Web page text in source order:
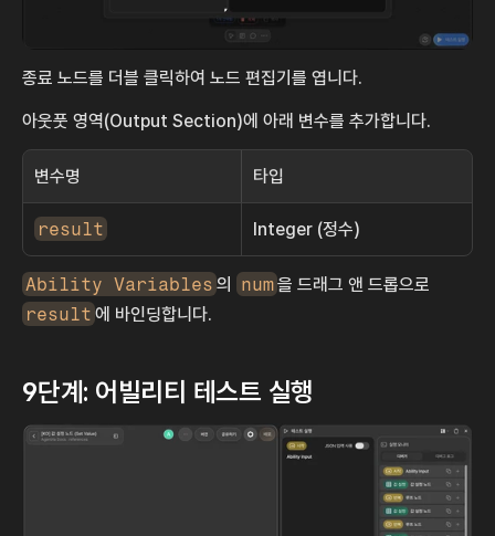
종료 노드를 더블 클릭하여 노드 편집기를 엽니다.
아웃풋 영역(Output Section)에 아래 변수를 추가합니다.
변수명 타입
result Integer (정수)
Ability Variables 의 num
result 에 바인딩합니다.
9단계: 어빌리티 테스트 실행